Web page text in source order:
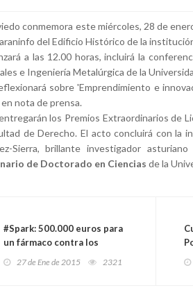
conmemora este miércoles, 28 de
del Edificio Histórico de la
a las 12.00 horas, incluirá la
e Ingeniería Metalúrgica de la
sobre 'Emprendimiento e
nota de prensa.
los Premios Extraordinarios de
de Derecho. El acto concluirá con
Sierra, brillante investigador
de Doctorado en Ciencias de la
#Spark: 500.000 euros para
un fármaco contra los
déficits cognitivos de la
27 de Ene de 2015 2321